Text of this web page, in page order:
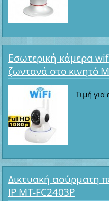
Εσωτερική κάμερα
ζωντανά στο κινητό
Τιμή για
Δικτυακή ασύρματη
IP MT-FC2403P